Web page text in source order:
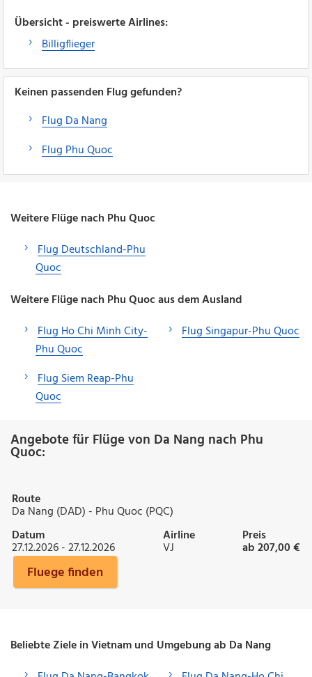
Übersicht - preiswerte Airlines:
Billigflieger
Keinen passenden Flug gefunden?
Flug Da Nang
Flug Phu Quoc
Weitere Flüge nach Phu Quoc
Flug Deutschland-Phu
Quoc
Weitere Flüge nach Phu Quoc aus dem Ausland
Flug Ho Chi Minh City-
Phu Quoc
Flug Siem Reap-Phu
Quoc
Flug Singapur-Phu Quoc
Angebote für Flüge von Da Nang nach Phu
Quoc:
Route
Da Nang (DAD) - Phu Quoc (PQC)
Datum
27.12.2026 - 27.12.2026
Airline
VJ
Preis
ab 207,00 €
Fluege finden
Beliebte Ziele in Vietnam und Umgebung ab Da Nang